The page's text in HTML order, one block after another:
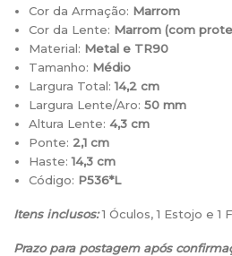
Cor da Armação: Marrom
Cor da Lente: Marrom (com
Material: Metal e TR90
Tamanho: Médio
Largura Total:14,2 cm
Largura Lente/Aro: 50 mm
Altura Lente:4,3 cm
Ponte: 2,1 cm
Haste:14,3 cm
Código: P536*L
Itens inclusos:1 Óculos, 1 Estojo e 1
Prazo para postagem após